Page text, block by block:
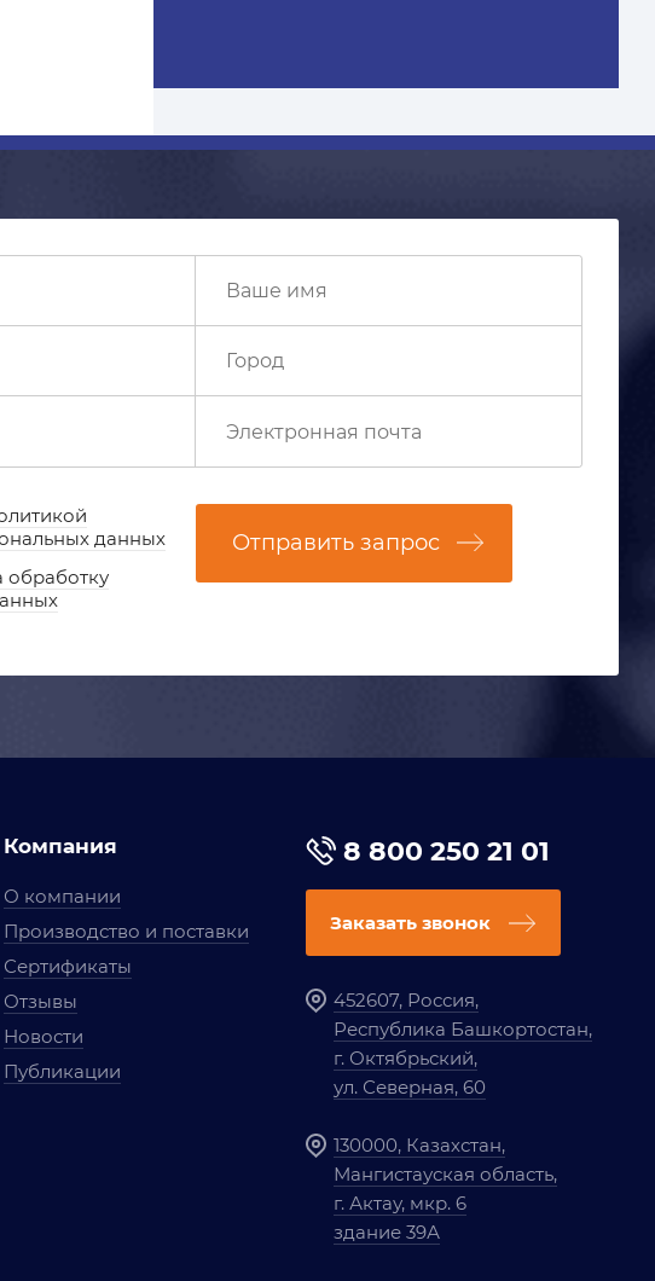
данных
обработку
Отправить запрос
Компания
О компании
Производство и поставки
Сертификаты
Отзывы
Новости
Публикации
8 800 250 21 01
Заказать звонок
452607, Россия,
Республика Башкортостан,
г. Октябрьский,
ул. Северная, 60
130000, Казахстан,
Мангистауская область,
г. Актау, мкр. 6
здание 39А